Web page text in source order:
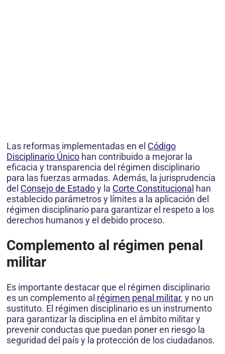
Las reformas implementadas en el Código
Disciplinario Único han contribuido a mejorar la
eficacia y transparencia del régimen disciplinario
para las fuerzas armadas. Además, la jurisprudencia
del Consejo de Estadoy la Corte Constitucional han
establecido parámetros y límites a la aplicación del
régimen disciplinario para garantizar el respeto a los
derechos humanos y el debido proceso.
Complemento al régimen penal
militar
Es importante destacar que el régimen disciplinario
es un complemento al régimen penal militar, y no un
sustituto. El régimen disciplinario es un instrumento
para garantizar la disciplina en el ámbito militar y
prevenir conductas que puedan poner en riesgo la
seguridad del país y la protección de los ciudadanos.